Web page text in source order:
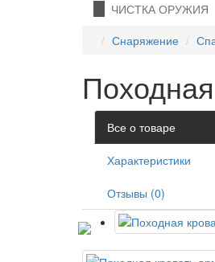
ЧИСТКА ОРУЖИЯ
Снаряжение
Все о товаре
Характеристики
Отзывы (0)